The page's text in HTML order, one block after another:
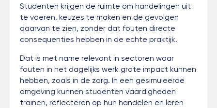
Studenten krijgen de ruimte om handelingen uit
te voeren, keuzes te maken en de gevolgen
daarvan te zien, zonder dat fouten directe
consequenties hebben in de echte praktijk.
Dat is met name relevant in sectoren waar
fouten in het dagelijks werk grote impact kunnen
hebben, zoals in de zorg. In een gesimuleerde
omgeving kunnen studenten vaardigheden
trainen, reflecteren op hun handelen en leren